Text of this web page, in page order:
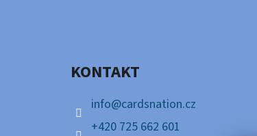
KONTAKT
info@cardsnation.cz
+420 725 662 601